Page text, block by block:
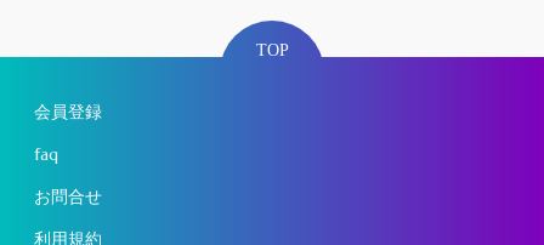
TOP
会員登録
faq
お問合せ
利用規約